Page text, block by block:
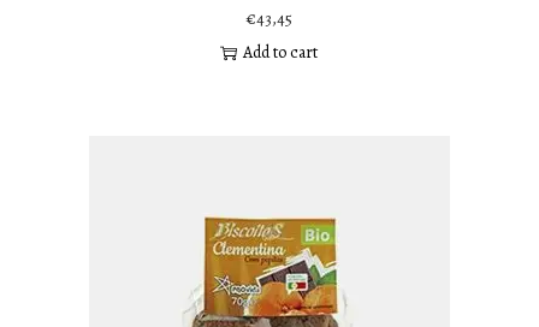
€43,45
Add to cart